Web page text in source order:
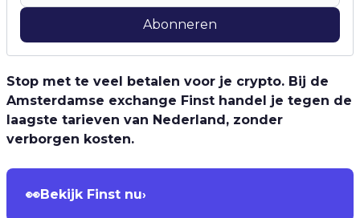
Abonneren
Stop met te veel betalen voor je crypto. Bij de
Amsterdamse exchange Finst handel je tegen de
laagste tarieven van Nederland, zonder
verborgen kosten.
👀Bekijk Finst nu›